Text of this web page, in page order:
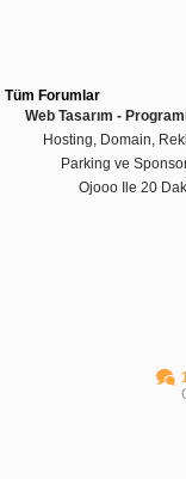
Tüm Forumlar
Web Tasarım -
Hosting, Domain,
Parking ve
Ojooo Ile 20